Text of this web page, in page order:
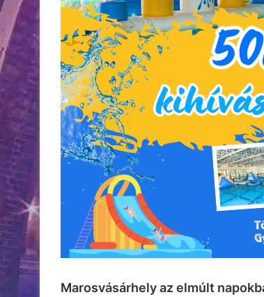
Marosvásárhely az elmúlt